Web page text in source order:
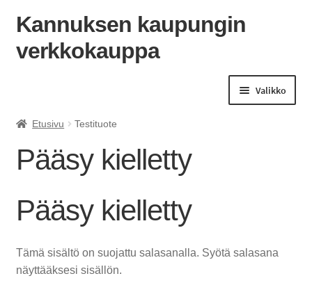
Siirry
Siirry
Kannuksen kaupungin
verkkokauppa
Valikko
Etusivu Testituote
Pääsy kielletty
Pääsy kielletty
Tämä sisältö on suojattu salasanalla. Syötä salasana
näyttääksesi sisällön.